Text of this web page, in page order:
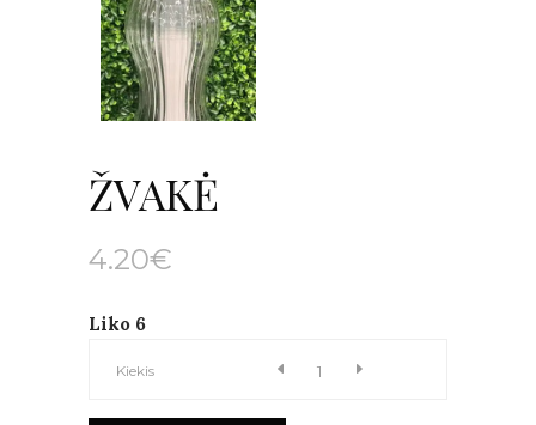
ŽVAKĖ
4.20€
Liko 6
ŽVAKĖ
Kiekis